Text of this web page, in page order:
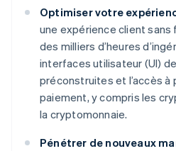
Optimiser votre
une expérience client
des milliers d’heures
interfaces utilisateur (UI)
préconstruites et l’accès à
paiement, y compris les
la cryptomonnaie.
Pénétrer de nouveaux